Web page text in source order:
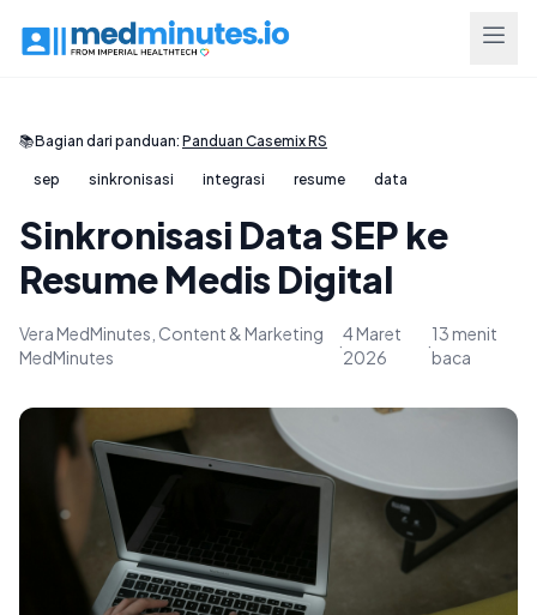
📚Bagian dari panduan: Panduan Casemix RS
sep sinkronisasi integrasi resume data
Sinkronisasi Data SEP ke
Resume Medis Digital
Vera MedMinutes, Content & Marketing
MedMinutes
·
4 Maret
2026
·
13 menit
baca